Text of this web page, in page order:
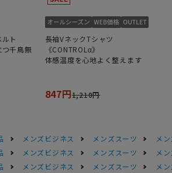
ト
つ千鳥無
長袖VネックTシャツ
《CONTROLα》
体感温度を心地よく整えます
847円1,210円
メンズビジネス メンズスーツ
メ
メンズビジネス メンズスーツ
メ
メンズビジネス メンズスーツ
メ